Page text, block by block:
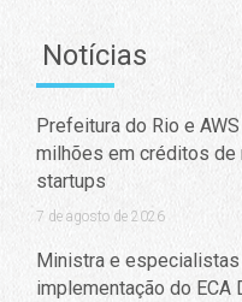
Notícias
Prefeitura do Rio e
milhões em créditos de
startups
7 de agosto de 2026
Ministra e
implementação do ECA